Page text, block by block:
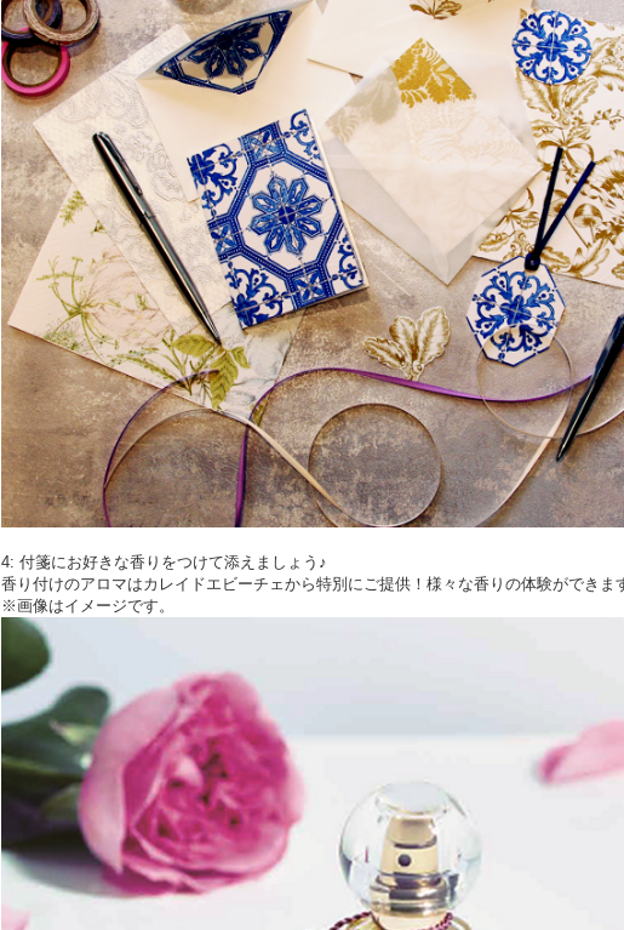
4: 付箋にお好きな香りをつけて添えましょう♪
香り付けのアロマはカレイドエビーチェから特別にご提供！様々な香りの体験ができま
※画像はイメージです。